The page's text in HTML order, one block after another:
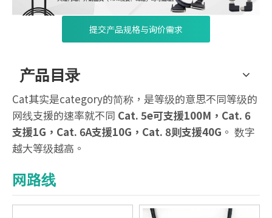
提交产品规格与询价需求
产品目录
Cat其实是category的简称，是等级的意思不同等级的
网线支援的速率就不同 Cat. 5e可支援100M，Cat. 6
支援1G，Cat. 6A支援10G，Cat. 8则支援40G 。 数字
越大等级越高。
网路线